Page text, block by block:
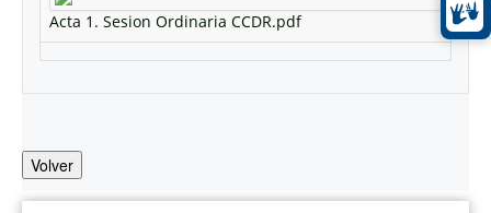
Acta 1. Sesion Ordinaria CCDR.pdf
Volver